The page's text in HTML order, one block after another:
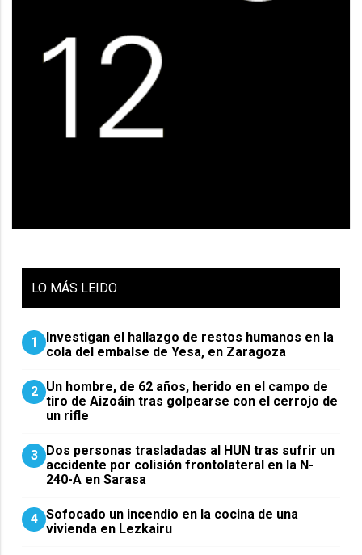
LO MÁS LEIDO
1
Investigan el hallazgo de restos humanos en la
cola del embalse de Yesa, en Zaragoza
2 Un hombre, de 62 años, herido en el campo de
tiro de Aizoáin tras golpearse con el cerrojo de
un rifle
3 ​Dos personas trasladadas al HUN tras sufrir un
accidente por colisión frontolateral en la N-
240-A en Sarasa
4 Sofocado un incendio en la cocina de una
vivienda en Lezkairu